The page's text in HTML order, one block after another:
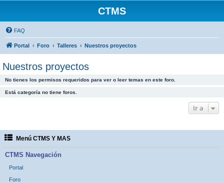
CTMS
FAQ
Portal Foro Talleres Nuestros proyectos
Nuestros proyectos
No tienes los permisos requeridos para ver o leer temas en este foro.
Está categoría no tiene foros.
Ir a
Menú CTMS Y MAS
CTMS Navegación
Portal
Foro